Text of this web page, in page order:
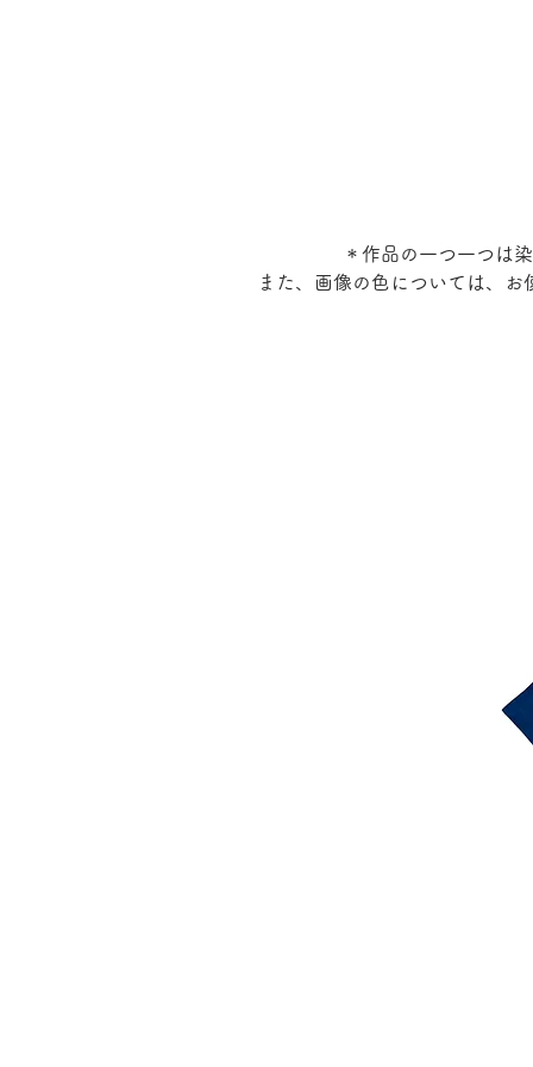
＊作品の一つ一つは
また、画像の色については、